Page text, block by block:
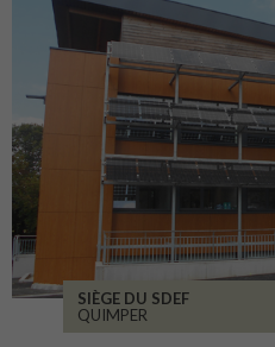
SIÈGE DU SDEF
QUIMPER